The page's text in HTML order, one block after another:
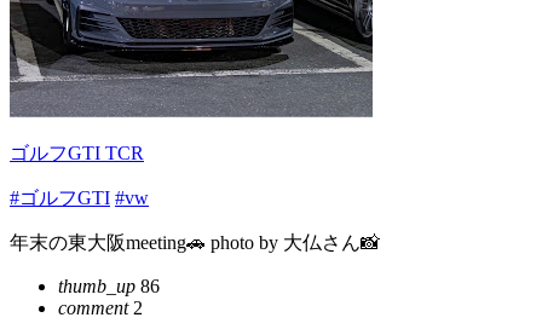
ゴルフGTI TCR
#ゴルフGTI #vw
年末の東大阪meeting🚗 photo by 大仏さん📸
thumb_up 86
comment2